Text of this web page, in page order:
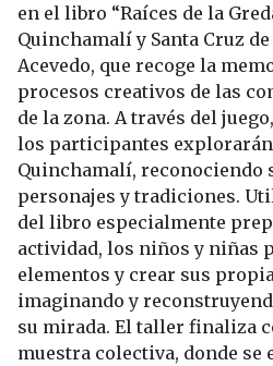
en el libro “Raíces de la
Quinchamalí y Santa Cruz
Acevedo, que recoge la
procesos creativos de las
de la zona. A través del
los participantes
Quinchamalí, reconociendo
personajes y tradiciones.
del libro especialmente
actividad, los niños y niñas
elementos y crear sus
imaginando y
su mirada. El taller finaliza
muestra colectiva, donde se